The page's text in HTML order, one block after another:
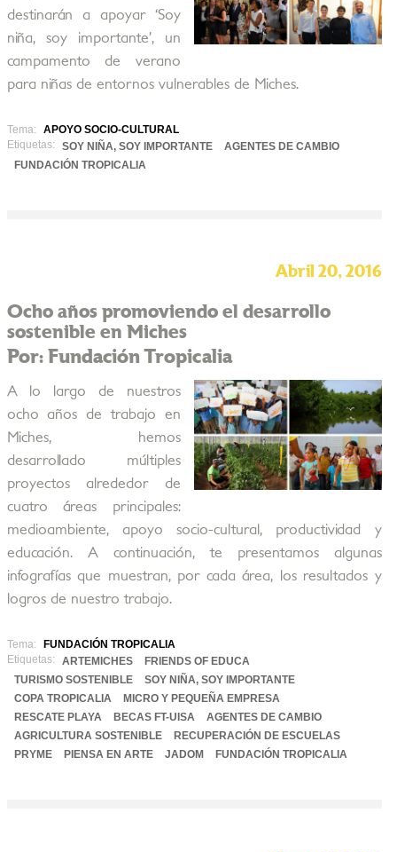
destinarán a apoyar ‘Soy
niña, soy importante’, un
campamento de verano
para niñas de entornos vulnerables de Miches.
Tema:
APOYO SOCIO-CULTURAL
Etiquetas:
SOY NIÑA, SOY IMPORTANTE
AGENTES DE CAMBIO
FUNDACIÓN TROPICALIA
Abril 20, 2016
Ocho años promoviendo el desarrollo
sostenible en Miches
Por: Fundación Tropicalia
A lo largo de nuestros
ocho años de trabajo en
Miches, hemos
desarrollado múltiples
proyectos alrededor de
cuatro áreas principales:
medioambiente, apoyo socio-cultural, productividad y
educación. A continuación, te presentamos algunas
infografías que muestran, por cada área, los resultados y
logros de nuestro trabajo.
Tema:
FUNDACIÓN TROPICALIA
Etiquetas:
ARTEMICHES
FRIENDS OF EDUCA
TURISMO SOSTENIBLE
SOY NIÑA, SOY IMPORTANTE
COPA TROPICALIA
MICRO Y PEQUEÑA EMPRESA
RESCATE PLAYA
BECAS FT-UISA
AGENTES DE CAMBIO
AGRICULTURA SOSTENIBLE
RECUPERACIÓN DE ESCUELAS
PRYME
PIENSA EN ARTE JADOM FUNDACIÓN TROPICALIA